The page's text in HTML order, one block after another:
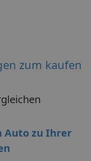
zum kaufen
Auto zu Ihrer